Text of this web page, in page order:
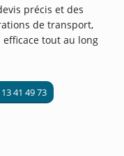
précis et des
de transport,
efficace tout au long
41 49 73